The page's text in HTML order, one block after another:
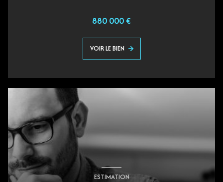
880 000 €
VOIR LE BIEN
ESTIMATION